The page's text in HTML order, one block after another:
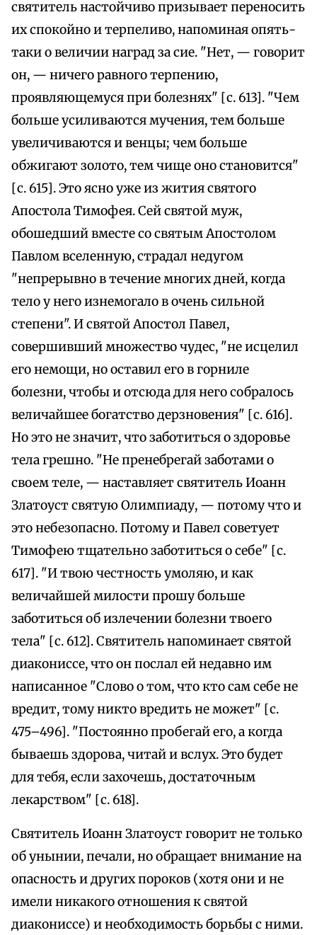
святитель настойчиво призывает переносить
их спокойно и терпеливо, напоминая опять-
таки о величии наград за сие. "Нет, — говорит
он, — ничего равного терпению,
проявляющемуся при болезнях" [с. 613]. "Чем
больше усиливаются мучения, тем больше
увеличиваются и венцы; чем больше
обжигают золото, тем чище оно становится"
[с. 615]. Это ясно уже из жития святого
Апостола Тимофея. Сей святой муж,
обошедший вместе со святым Апостолом
Павлом вселенную, страдал недугом
"непрерывно в течение многих дней, когда
тело у него изнемогало в очень сильной
степени". И святой Апостол Павел,
совершивший множество чудес, "не исцелил
его немощи, но оставил его в горниле
болезни, чтобы и отсюда для него собралось
величайшее богатство дерзновения" [с. 616].
Но это не значит, что заботиться о здоровье
тела грешно. "Не пренебрегай заботами о
своем теле, — наставляет святитель Иоанн
Златоуст святую Олимпиаду, — потому что и
это небезопасно. Потому и Павел советует
Тимофею тщательно заботиться о себе" [с.
617]. "И твою честность умоляю, и как
величайшей милости прошу больше
заботиться об излечении болезни твоего
тела" [с. 612]. Святитель напоминает святой
диакониссе, что он послал ей недавно им
написанное "Слово о том, что кто сам себе не
вредит, тому никто вредить не может" [с.
475–496]. "Постоянно пробегай его, а когда
бываешь здорова, читай и вслух. Это будет
для тебя, если захочешь, достаточным
лекарством" [с. 618].
Святитель Иоанн Златоуст говорит не только
об унынии, печали, но обращает внимание на
опасность и других пороков (хотя они и не
имели никакого отношения к святой
диакониссе) и необходимость борьбы с ними.